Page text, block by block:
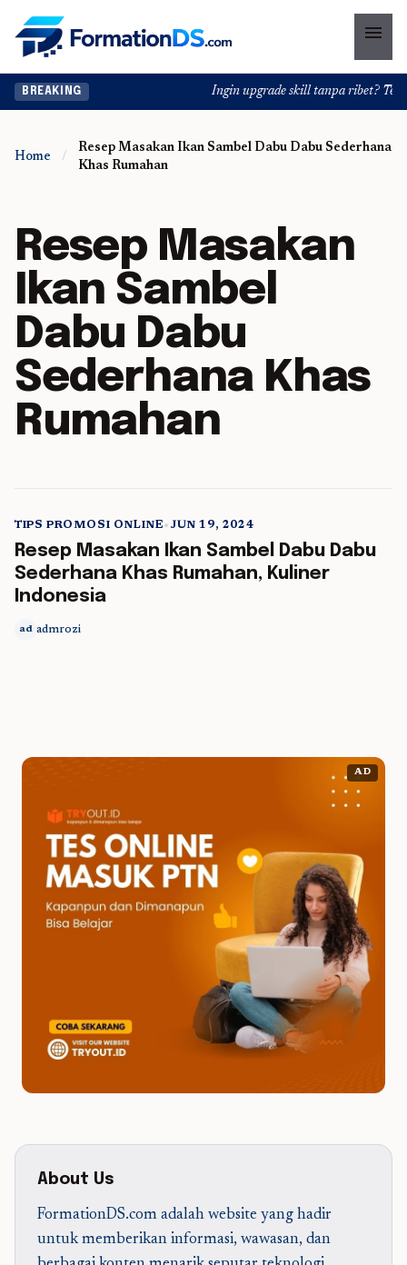
menu
BREAKING Ingin upgrade skill tanpa ribet?
Home /
Resep Masakan Ikan Sambel Dabu Dabu Sederhana
Khas Rumahan
Resep Masakan
Ikan Sambel
Dabu Dabu
Sederhana Khas
Rumahan
5 min read
TIPS PROMOSI ONLINE• JUN 19, 2024
Resep Masakan Ikan Sambel Dabu Dabu
Sederhana Khas Rumahan, Kuliner
Indonesia
ad admrozi
AD
About Us
FormationDS.com adalah website yang hadir
untuk memberikan informasi, wawasan, dan